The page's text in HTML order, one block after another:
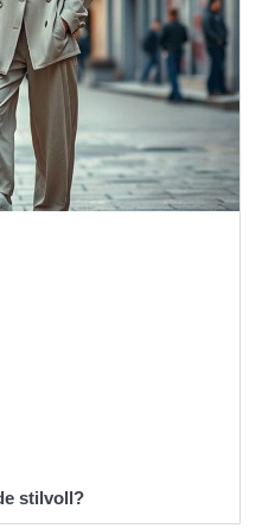
stilvoll?